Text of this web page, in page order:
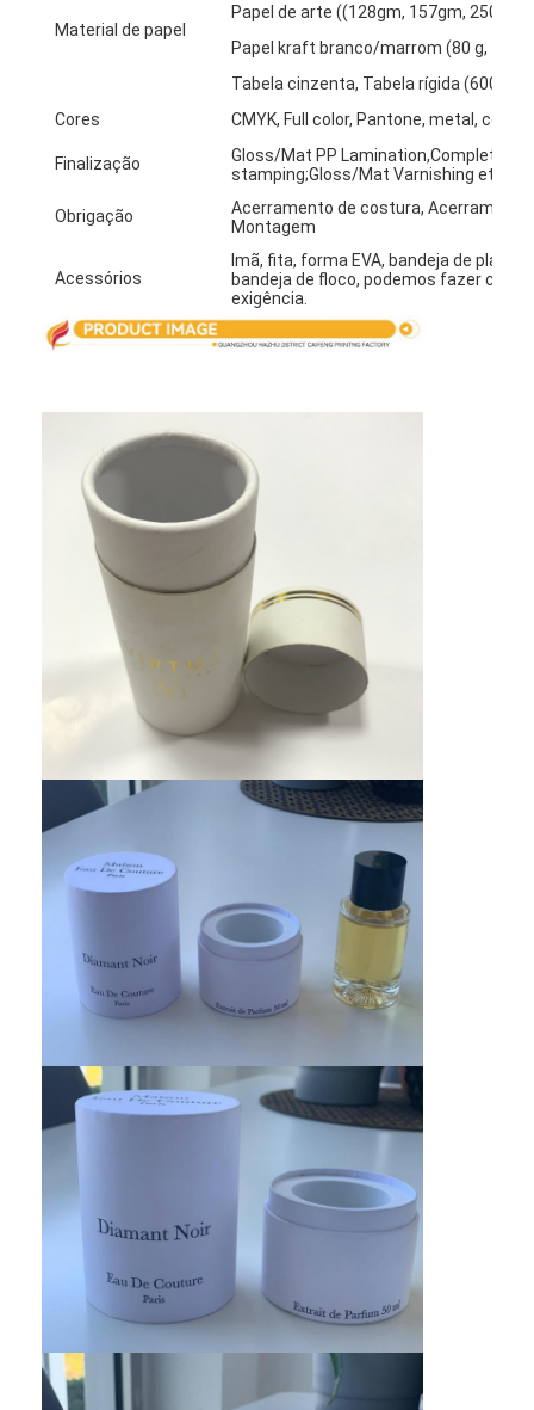
Impressão de caixas de embalagem
Caixa de embalagem de eletrônicos
sacos de papel do presente
Caixa de presente rígida
Atividades de distribuição
Rótulo adesivo
Saco de empacotamento da máscara facial
Impressão personalizada de brochuras
Pacote vermelho personalizado
Material de papel
Papel de arte ((128gm, 157gm,
Papel kraft branco/marrom (80 g, 100
Tabela cinzenta, Tabela rígida (600g,
Cores
CMYK, Full color, Pantone, metal, cor
Finalização
Gloss/Mat PP Lamination,Complete/
stamping;Gloss/Mat Varnishing etc.
Obrigação
Acerramento de costura,
Montagem
Acessórios
Imã, fita, forma EVA, bandeja de
bandeja de floco, podemos fazer como
exigência.